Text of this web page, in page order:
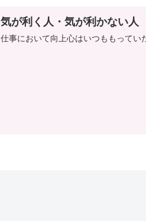
気が利く人・気が利かない人
仕事において向上心はいつももってい